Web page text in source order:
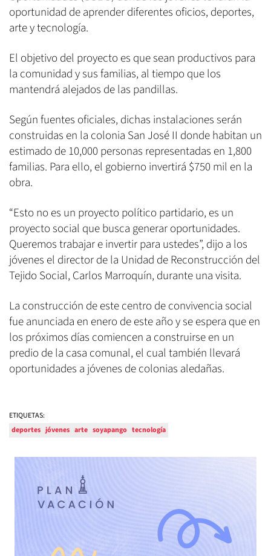
oportunidad de aprender diferentes oficios, deportes,
arte y tecnología.
El objetivo del proyecto es que sean productivos para
la comunidad y sus familias, al tiempo que los
mantendrá alejados de las pandillas.
Según fuentes oficiales, dichas instalaciones serán
construidas en la colonia San José II donde habitan un
estimado de 10,000 personas representadas en 1,800
familias. Para ello, el gobierno invertirá $750 mil en la
obra.
“Esto no es un proyecto político partidario, es un
proyecto social que busca generar oportunidades.
Queremos trabajar e invertir para ustedes”, dijo a los
jóvenes el director de la Unidad de Reconstrucción del
Tejido Social, Carlos Marroquín, durante una visita.
La construcción de este centro de convivencia social
fue anunciada en enero de este año y se espera que en
los próximos días comiencen a construirse en un
predio de la casa comunal, el cual también llevará
oportunidades a jóvenes de colonias aledañas.
ETIQUETAS:
deportes jóvenes arte soyapango tecnología